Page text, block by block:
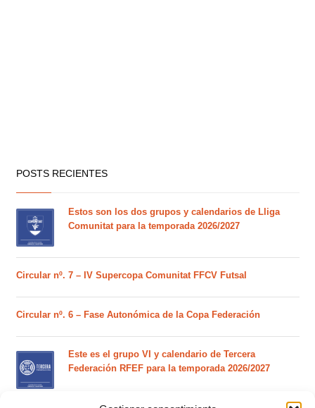
POSTS RECIENTES
Estos son los dos grupos y calendarios de Lliga
Comunitat para la temporada 2026/2027
Circular nº. 7 – IV Supercopa Comunitat FFCV Futsal
Circular nº. 6 – Fase Autonómica de la Copa Federación
Este es el grupo VI y calendario de Tercera
Federación RFEF para la temporada 2026/2027